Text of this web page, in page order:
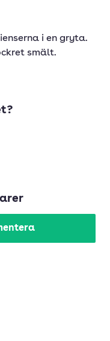
i en gryta.
smält.